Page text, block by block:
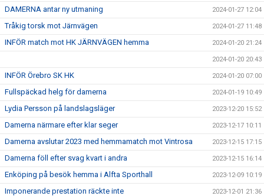
DAMERNA antar ny utmaning 2024-01-27 12:04
Tråkig torsk mot Järnvägen 2024-01-27 11:48
INFÖR match mot HK JÄRNVÄGEN hemma 2024-01-20 21:24
2024-01-20 20:43
INFÖR Örebro SK HK 2024-01-20 07:00
Fullspäckad helg för damerna 2024-01-19 10:49
Lydia Persson på landslagsläger 2023-12-20 15:52
Damerna närmare efter klar seger 2023-12-17 10:11
Damerna avslutar 2023 med hemmamatch mot Vintrosa 2023-12-15 17:15
Damerna föll efter svag kvart i andra 2023-12-15 16:14
Enköping på besök hemma i Alfta Sporthall 2023-12-09 10:19
Imponerande prestation räckte inte 2023-12-01 21:36